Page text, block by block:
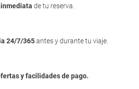
de tu reserva.
24/7/365antes y durante tu viaje.
y facilidades de pago.